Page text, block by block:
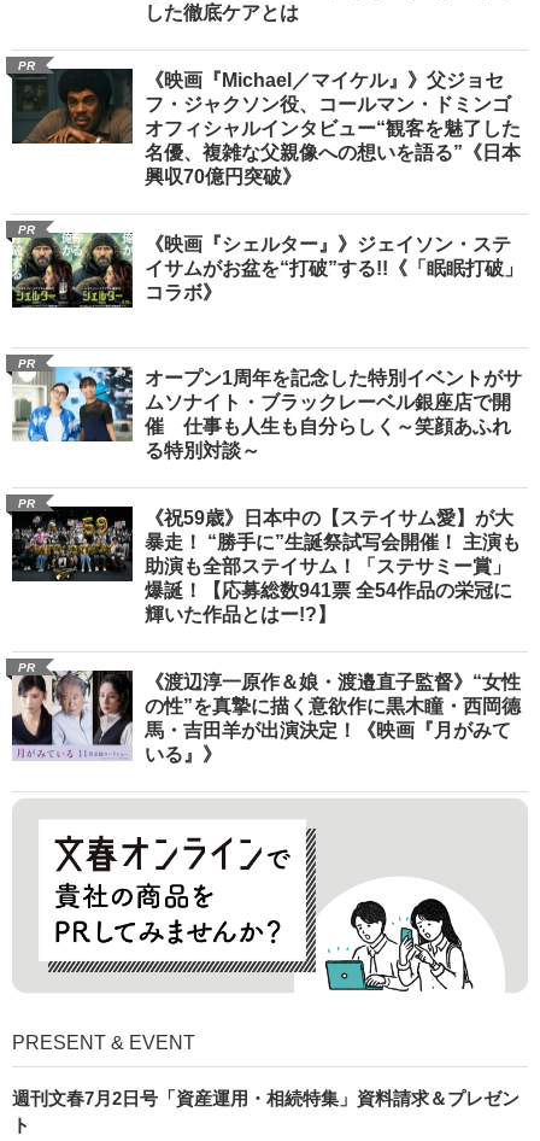
した徹底ケアとは
PR
《映画『Michael／マイケル』》父ジョセ
フ・ジャクソン役、コールマン・ドミンゴ
オフィシャルインタビュー“観客を魅了した
名優、複雑な父親像への想いを語る”《日本
興収70億円突破》
PR
《映画『シェルター』》ジェイソン・ステ
イサムがお盆を“打破”する!!《「眠眠打破」
コラボ》
PR
オープン1周年を記念した特別イベントがサ
ムソナイト・ブラックレーベル銀座店で開
催 仕事も人生も自分らしく～笑顔あふれ
る特別対談～
PR
《祝59歳》日本中の【ステイサム愛】が大
暴走！ “勝手に”生誕祭試写会開催！ 主演も
助演も全部ステイサム！「ステサミー賞」
爆誕！【応募総数941票 全54作品の栄冠に
輝いた作品とはー!?】
PR
《渡辺淳一原作＆娘・渡邉直子監督》“女性
の性”を真摯に描く意欲作に黒木瞳・西岡德
馬・吉田羊が出演決定！《映画『月がみて
いる』》
PRESENT & EVENT
週刊文春7月2日号「資産運用・相続特集」資料請求＆プレゼン
ト